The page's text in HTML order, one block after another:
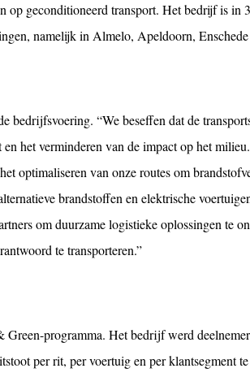
op geconditioneerdtransport. Hetbedrijfis in 3
, namelijkin Almelo, Apeldoorn, Enschede
bedrijfsvoering. “We beseffen dat de
het verminderen van de impact op het
optimaliseren van onze routes om
brandstoffen en elektrische
om duurzame logistieke oplossingen te
te transporteren.”
Green-programma. Het bedrijf werd
per rit, per voertuig en per klantsegment